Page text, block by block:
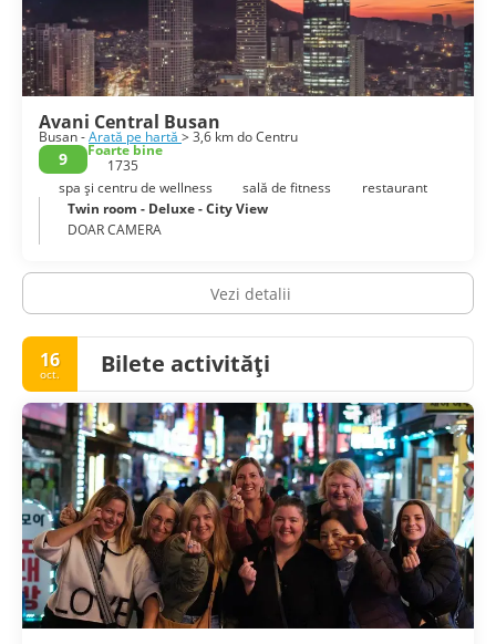
Avani Central Busan
Busan -Arată pe hartă > 3,6 km do Centru
9
Foarte bine
1735
spa și centru de wellness
sală de fitness
restaurant
Twin room - Deluxe - City View
DOAR CAMERA
Vezi detalii
16
oct. Bilete activități